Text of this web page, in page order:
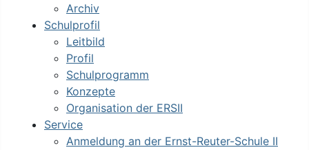
Archiv
Schulprofil
Leitbild
Profil
Schulprogramm
Konzepte
Organisation der ERSII
Service
Anmeldung an der Ernst-Reuter-Schule II